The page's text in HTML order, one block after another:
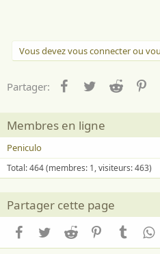
07 juillet 2026
Vous devez vous connecter ou
Partager: Facebook
TwitterReddit
Membres en ligne
Peniculo
Total: 464 (membres: 1, visiteurs: 463)
Partager cette page
Facebook
TwitterReddit PinterestTumblr